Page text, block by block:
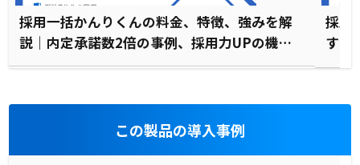
採用一括かんりくんの料金、特徴、強みを解
説｜内定承諾数2倍の事例、採用力UPの機能
も紹介
採用
すめ
この製品の導入事例